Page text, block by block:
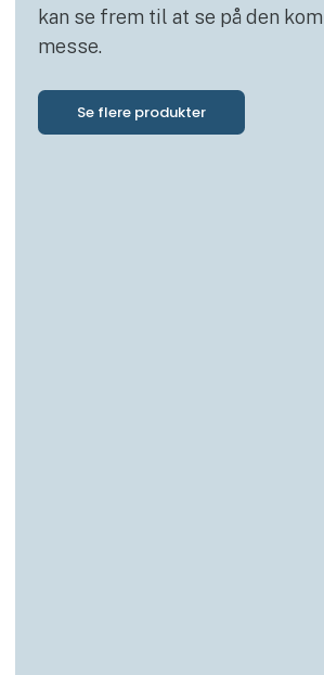
kan se frem til at se på den
messe.
Se flere produkter